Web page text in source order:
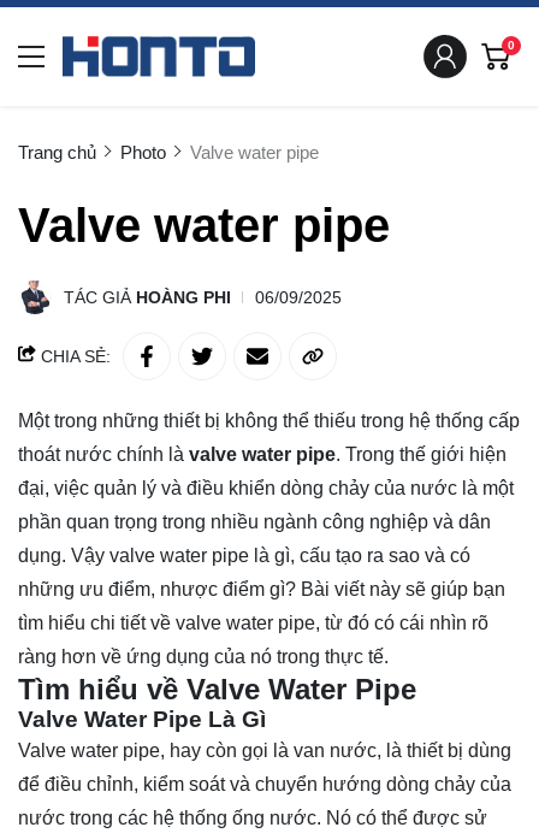
0
Trang chủ Photo Valve water pipe
Valve water pipe
TÁC GIẢ HOÀNG PHI 06/09/2025
CHIA SẺ:
Một trong những thiết bị không thể thiếu trong hệ thống cấp
thoát nước chính là valve water pipe. Trong thế giới hiện
đại, việc quản lý và điều khiển dòng chảy của nước là một
phần quan trọng trong nhiều ngành công nghiệp và dân
dụng. Vậy valve water pipe là gì, cấu tạo ra sao và có
những ưu điểm, nhược điểm gì? Bài viết này sẽ giúp bạn
tìm hiểu chi tiết về valve water pipe, từ đó có cái nhìn rõ
ràng hơn về ứng dụng của nó trong thực tế.
Tìm hiểu về Valve Water Pipe
Valve Water Pipe Là Gì
Valve water pipe, hay còn gọi là van nước, là thiết bị dùng
để điều chỉnh, kiểm soát và chuyển hướng dòng chảy của
nước trong các hệ thống ống nước. Nó có thể được sử